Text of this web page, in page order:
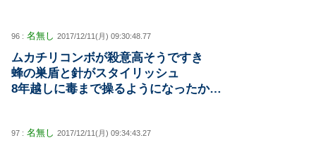
96 : 名無し 2017/12/11(月) 09:30:48.77
ムカチリコンボが殺意高そうですき
蜂の巣盾と針がスタイリッシュ
8年越しに毒まで操るようになったか…
97 : 名無し 2017/12/11(月) 09:34:43.27